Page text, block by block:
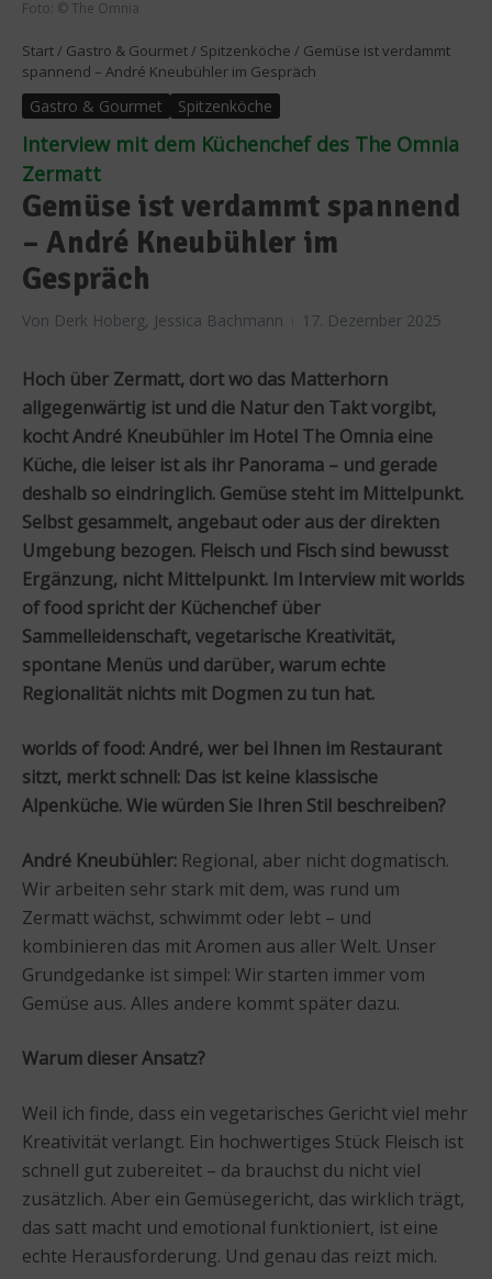
Foto: © The Omnia
Start / Gastro & Gourmet / Spitzenköche / Gemüse ist verdammt
spannend – André Kneubühler im Gespräch
Gastro & Gourmet Spitzenköche
Interview mit dem Küchenchef des The Omnia
Zermatt
Gemüse ist verdammt spannend
– André Kneubühler im
Gespräch
Von Derk Hoberg, Jessica Bachmann 17. Dezember 2025
Hoch über Zermatt, dort wo das Matterhorn
allgegenwärtig ist und die Natur den Takt vorgibt,
kocht André Kneubühler im Hotel The Omnia eine
Küche, die leiser ist als ihr Panorama – und gerade
deshalb so eindringlich. Gemüse steht im Mittelpunkt.
Selbst gesammelt, angebaut oder aus der direkten
Umgebung bezogen. Fleisch und Fisch sind bewusst
Ergänzung, nicht Mittelpunkt. Im Interview mit worlds
of food spricht der Küchenchef über
Sammelleidenschaft, vegetarische Kreativität,
spontane Menüs und darüber, warum echte
Regionalität nichts mit Dogmen zu tun hat.
worlds of food:André, wer bei Ihnen im Restaurant
sitzt, merkt schnell: Das ist keine klassische
Alpenküche. Wie würden Sie Ihren Stil beschreiben?
André Kneubühler: Regional, aber nicht dogmatisch.
Wir arbeiten sehr stark mit dem, was rund um
Zermatt wächst, schwimmt oder lebt – und
kombinieren das mit Aromen aus aller Welt. Unser
Grundgedanke ist simpel: Wir starten immer vom
Gemüse aus. Alles andere kommt später dazu.
Warum dieser Ansatz?
Weil ich finde, dass ein vegetarisches Gericht viel mehr
Kreativität verlangt. Ein hochwertiges Stück Fleisch ist
schnell gut zubereitet – da brauchst du nicht viel
zusätzlich. Aber ein Gemüsegericht, das wirklich trägt,
das satt macht und emotional funktioniert, ist eine
echte Herausforderung. Und genau das reizt mich.